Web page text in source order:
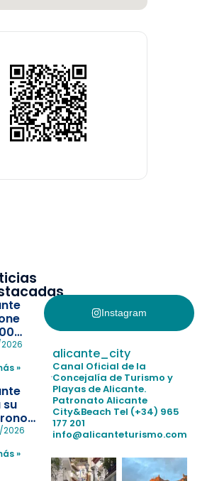
de niños
y
con
de socorrismo
»
su
el
»
Instagram
alicante_city
Canal Oficial de la
Concejalía de Turismo y
Playas de Alicante.
Patronato Alicante
City&Beach Tel (+34) 965
177 201
info@alicanteturismo.com